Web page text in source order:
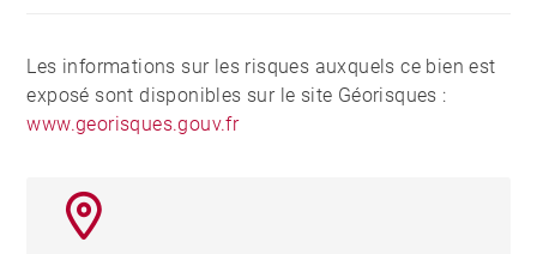
Les informations sur les risques auxquels ce bien est
exposé sont disponibles sur le site Géorisques :
www.georisques.gouv.fr